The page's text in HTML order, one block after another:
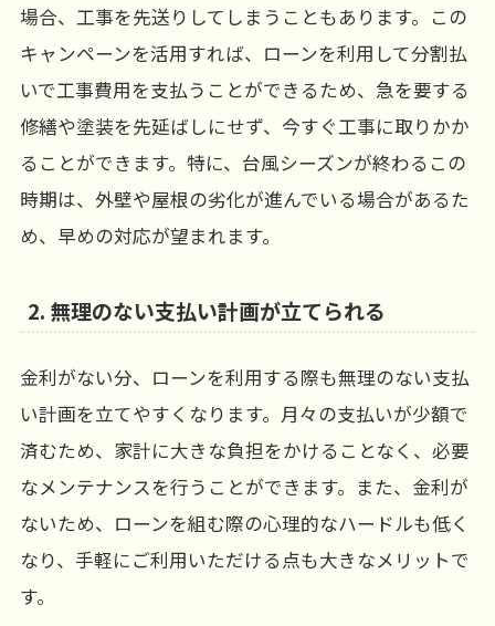
場合、工事を先送りしてしまうこともあります。この
キャンペーンを活用すれば、ローンを利用して分割払
いで工事費用を支払うことができるため、急を要する
修繕や塗装を先延ばしにせず、今すぐ工事に取りかか
ることができます。特に、台風シーズンが終わるこの
時期は、外壁や屋根の劣化が進んでいる場合があるた
め、早めの対応が望まれます。
2. 無理のない支払い計画が立てられる
金利がない分、ローンを利用する際も無理のない支払
い計画を立てやすくなります。月々の支払いが少額で
済むため、家計に大きな負担をかけることなく、必要
なメンテナンスを行うことができます。また、金利が
ないため、ローンを組む際の心理的なハードルも低く
なり、手軽にご利用いただける点も大きなメリットで
す。